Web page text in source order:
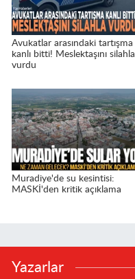
Avukatlar arasındaki tartışma
kanlı bitti! Meslektaşını silahla
vurdu
Muradiye'de su kesintisi:
MASKİ'den kritik açıklama
Yazarlar